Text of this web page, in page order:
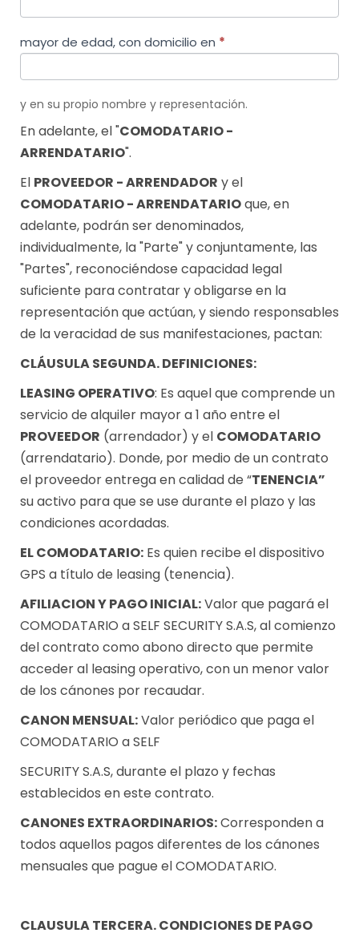
mayor de edad, con domicilio en *
y en su propio nombre y representación.
En adelante, el "COMODATARIO -
ARRENDATARIO".
El PROVEEDOR - ARRENDADOR y el
COMODATARIO - ARRENDATARIOque, en
adelante, podrán ser denominados,
individualmente, la "Parte" y conjuntamente, las
"Partes", reconociéndose capacidad legal
suficiente para contratar y obligarse en la
representación que actúan, y siendo responsables
de la veracidad de sus manifestaciones, pactan:
CLÁUSULA SEGUNDA. DEFINICIONES:
LEASING OPERATIVO: Es aquel que comprende un
servicio de alquiler mayor a 1 año entre el
PROVEEDOR (arrendador) y el COMODATARIO
(arrendatario). Donde, por medio de un contrato
el proveedor entrega en calidad de “TENENCIA”
su activo para que se use durante el plazo y las
condiciones acordadas.
EL COMODATARIO: Es quien recibe el dispositivo
GPS a título de leasing (tenencia).
AFILIACION Y PAGO INICIAL:Valor que pagará el
COMODATARIO a SELF SECURITY S.A.S, al comienzo
del contrato como abono directo que permite
acceder al leasing operativo, con un menor valor
de los cánones por recaudar.
CANON MENSUAL:Valor periódico que paga el
COMODATARIO a SELF
SECURITY S.A.S, durante el plazo y fechas
establecidos en este contrato.
CANONES EXTRAORDINARIOS:Corresponden a
todos aquellos pagos diferentes de los cánones
mensuales que pague el COMODATARIO.
CLAUSULA TERCERA. CONDICIONES DE PAGO